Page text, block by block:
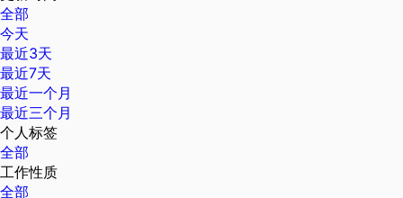
全部
今天
最近3天
最近7天
最近一个月
最近三个月
个人标签
全部
工作性质
全部